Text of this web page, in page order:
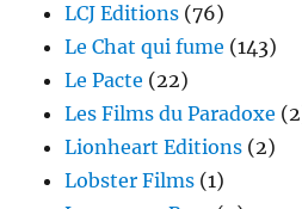
LCJ Editions (76)
Le Chat qui fume (143)
Le Pacte (22)
Les Films du Paradoxe
Lionheart Editions (2)
Lobster Films (1)